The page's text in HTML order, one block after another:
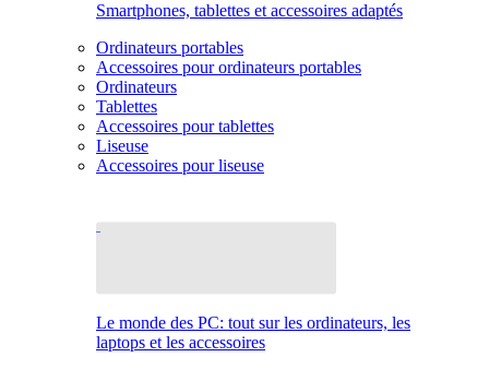
Smartphones, tablettes et accessoires adaptés
Ordinateurs portables
Accessoires pour ordinateurs portables
Ordinateurs
Tablettes
Accessoires pour tablettes
Liseuse
Accessoires pour liseuse
Le monde des PC: tout sur les ordinateurs, les
laptops et les accessoires